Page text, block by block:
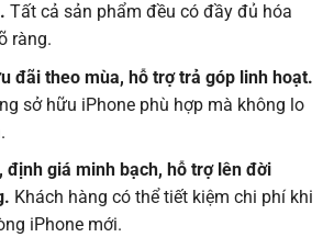
Tất cả sản phẩm đều có đầy đủ hóa
ràng.
đãi theo mùa, hỗ trợ trả góp linh hoạt.
sở hữu iPhone phù hợp mà không lo
định giá minh bạch, hỗ trợ lên đời
Khách hàng có thể tiết kiệm chi phí khi
iPhone mới.